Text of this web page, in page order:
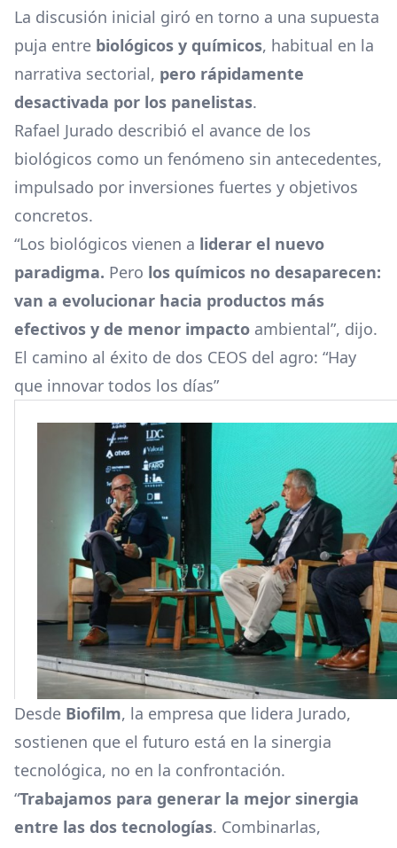
La discusión inicial giró en torno a una supuesta
puja entre biológicos y químicos, habitual en la
narrativa sectorial, pero rápidamente
desactivada por los panelistas.
Rafael Jurado describió el avance de los
biológicos como un fenómeno sin antecedentes,
impulsado por inversiones fuertes y objetivos
concretos.
“Los biológicos vienen a liderar el nuevo
paradigma. Pero los químicos no desaparecen:
van a evolucionar hacia productos más
efectivos y de menor impacto ambiental”, dijo.
El camino al éxito de dos CEOS del agro: “Hay
que innovar todos los días”
Desde Biofilm, la empresa que lidera Jurado,
sostienen que el futuro está en la sinergia
tecnológica, no en la confrontación.
“Trabajamos para generar la mejor sinergia
entre las dos tecnologías. Combinarlas,